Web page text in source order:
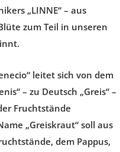
„LINNE“ – aus
zum Teil in unseren
leitet sich von dem
– zu Deutsch „Greis“ –
Fruchtstände
„Greiskraut“ soll aus
dem Pappus,